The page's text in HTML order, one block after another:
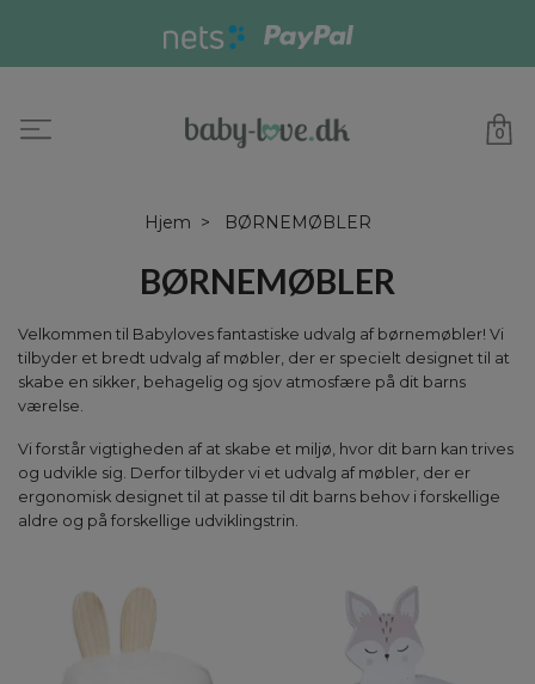
0
Hjem BØRNEMØBLER
BØRNEMØBLER
Velkommen til Babyloves fantastiske udvalg af børnemøbler! Vi
tilbyder et bredt udvalg af møbler, der er specielt designet til at
skabe en sikker, behagelig og sjov atmosfære på dit barns
værelse.
Vi forstår vigtigheden af at skabe et miljø, hvor dit barn kan trives
og udvikle sig. Derfor tilbyder vi et udvalg af møbler, der er
ergonomisk designet til at passe til dit barns behov i forskellige
aldre og på forskellige udviklingstrin.